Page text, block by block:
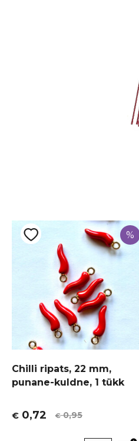
%
Chilli ripats, 22 mm,
punane-kuldne, 1 tükk
€0,95
Algne
€ 0,72
Current